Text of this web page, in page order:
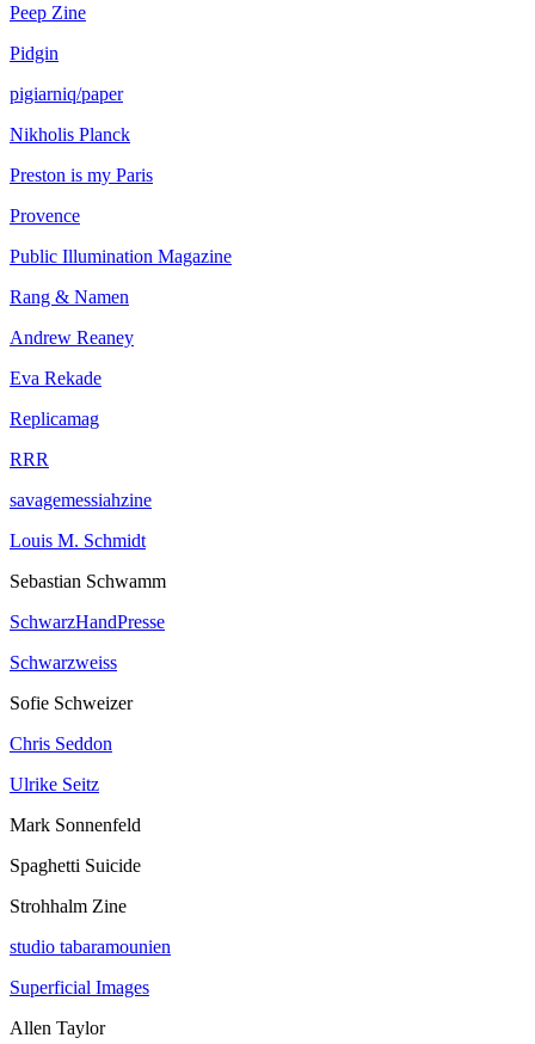
Peep Zine
Pidgin
pigiarniq/paper
Nikholis Planck
Preston is my Paris
Provence
Public Illumination Magazine
Rang & Namen
Andrew Reaney
Eva Rekade
Replicamag
RRR
savagemessiahzine
Louis M. Schmidt
Sebastian Schwamm
SchwarzHandPresse
Schwarzweiss
Sofie Schweizer
Chris Seddon
Ulrike Seitz
Mark Sonnenfeld
Spaghetti Suicide
Strohhalm Zine
studio tabaramounien
Superficial Images
Allen Taylor